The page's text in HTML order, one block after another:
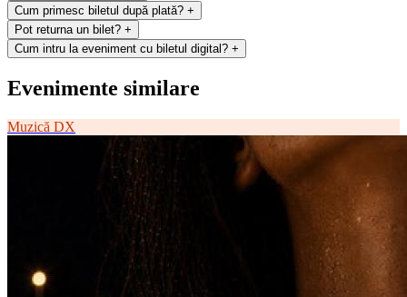
Cum primesc biletul după plată? +
Pot returna un bilet? +
Cum intru la eveniment cu biletul digital? +
Evenimente similare
Muzică DX